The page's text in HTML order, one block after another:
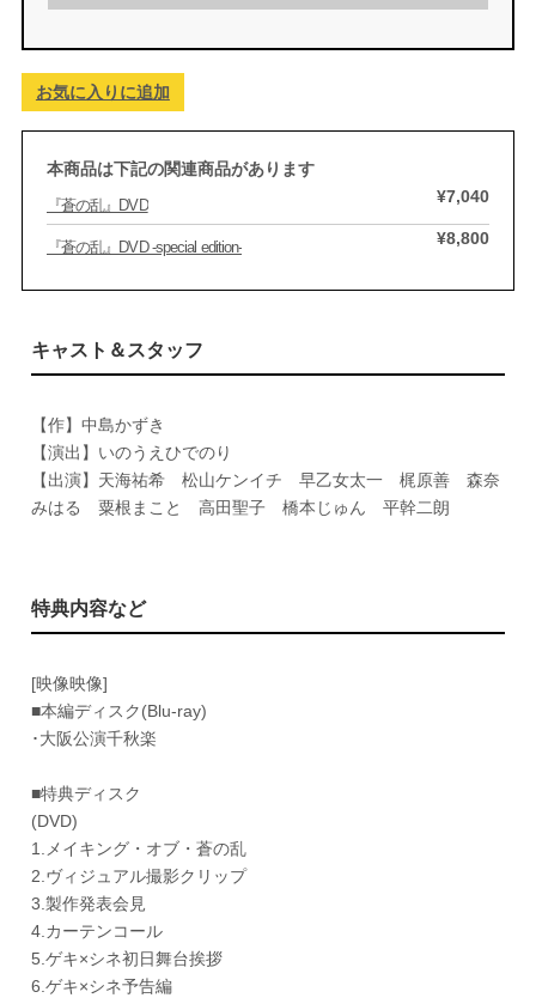
お気に入りに追加
本商品は下記の関連商品があります
『蒼の乱』DVD ¥7,040
『蒼の乱』DVD -special edition- ¥8,800
キャスト＆スタッフ
【作】中島かずき
【演出】いのうえひでのり
【出演】天海祐希 松山ケンイチ 早乙女太一 梶原善 森奈
みはる 粟根まこと 高田聖子 橋本じゅん 平幹二朗
特典内容など
[映像映像]
■本編ディスク(Blu-ray)
･大阪公演千秋楽
■特典ディスク
(DVD)
1.メイキング・オブ・蒼の乱
2.ヴィジュアル撮影クリップ
3.製作発表会見
4.カーテンコール
5.ゲキ×シネ初日舞台挨拶
6.ゲキ×シネ予告編